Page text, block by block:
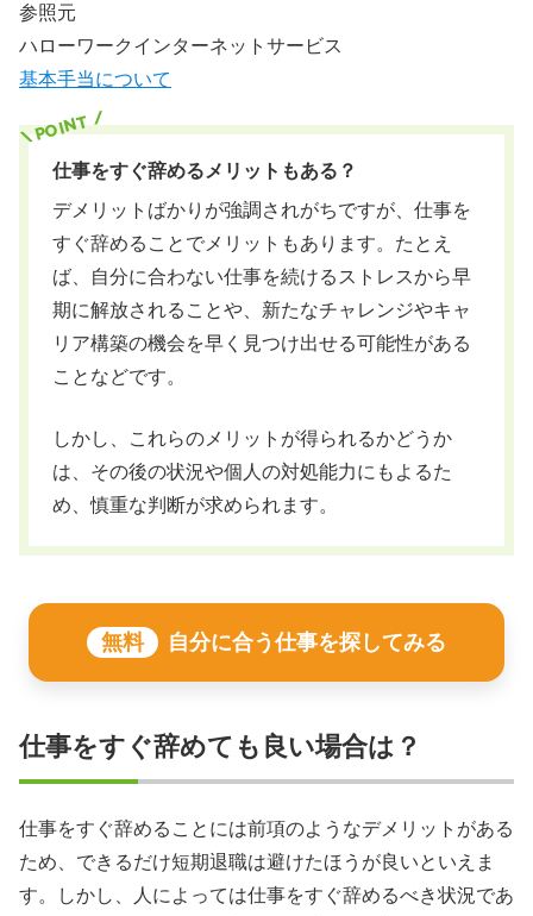
参照元
ハローワークインターネットサービス
基本手当について
仕事をすぐ辞めるメリットもある？
デメリットばかりが強調されがちですが、仕事を
すぐ辞めることでメリットもあります。たとえ
ば、自分に合わない仕事を続けるストレスから早
期に解放されることや、新たなチャレンジやキャ
リア構築の機会を早く見つけ出せる可能性がある
ことなどです。
しかし、これらのメリットが得られるかどうか
は、その後の状況や個人の対処能力にもよるた
め、慎重な判断が求められます。
無料 自分に合う仕事を探してみる
仕事をすぐ辞めても良い場合は？
仕事をすぐ辞めることには前項のようなデメリットがある
ため、できるだけ短期退職は避けたほうが良いといえま
す。しかし、人によっては仕事をすぐ辞めるべき状況であ